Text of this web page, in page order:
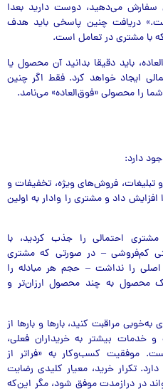
سفارش می‌دهید، دوست دارید بعد‌ا
دریافت چنین پاسخی باید هدف
با مشتری در تعامل است.
باید دقیقا بدانید آن محصول یا
ایجاد خواهد کرد. فقط اگر چنین
را محصولی «فوق‌العاده» می‌نامد.
دارد:
و تبلیغات، فروش‌های ویژه، تخفیفات و
داد و مشتری را وادار به اولین
احتمالی را جذب کردید، با
کم‌فروشی – در صورتی که مشتری
را نداشت – حجم هر مبادله را
محصول به چند محصول ارزان‌تر و
به‌خوبی مراقبت کنید، بارها و بارها از
بیشتر به خریداران فعلی،
موفقیت کسب‌و‌کار به «فراتر از
تکرار خرید، معیار کلیدی رضایت
در دراز‌‌مدت موفق شود، مگر این‌که